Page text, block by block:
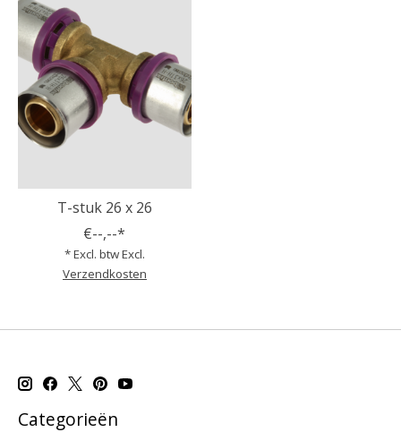
T-stuk 26 x 26
€--,--*
* Excl. btw Excl.
Verzendkosten
Categorieën